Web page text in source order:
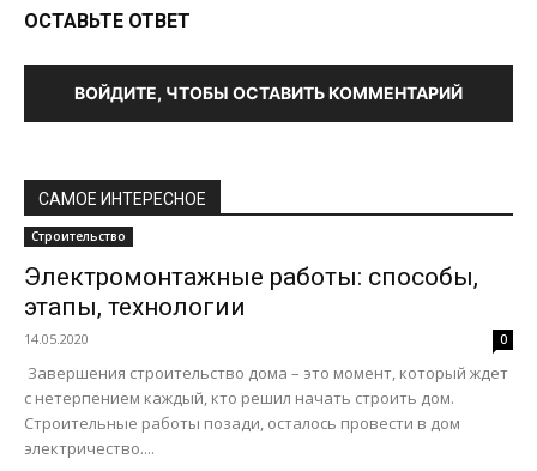
ОСТАВЬТЕ ОТВЕТ
ВОЙДИТЕ, ЧТОБЫ ОСТАВИТЬ КОММЕНТАРИЙ
САМОЕ ИНТЕРЕСНОЕ
Строительство
Электромонтажные работы: способы,
этапы, технологии
14.05.2020 0
Завершения строительство дома – это момент, который ждет
с нетерпением каждый, кто решил начать строить дом.
Строительные работы позади, осталось провести в дом
электричество....